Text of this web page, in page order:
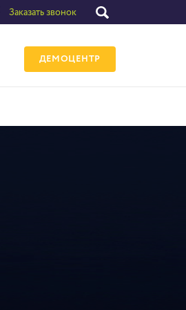
Заказать звонок
ДЕМОЦЕНТР